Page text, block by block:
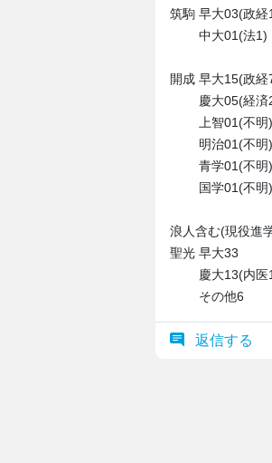
筑駒 早大03(政経
中大01(法1)
開成 早大15(政
慶大05(経済2
上智01(不明)
明治01(不明)
青学01(不明)
国学01(不明)
浪人含む(現役進
聖光 早大33
慶大13(内医
その他6
返信する